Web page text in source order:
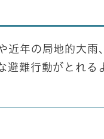
年の局地的大雨
避難行動がとれる